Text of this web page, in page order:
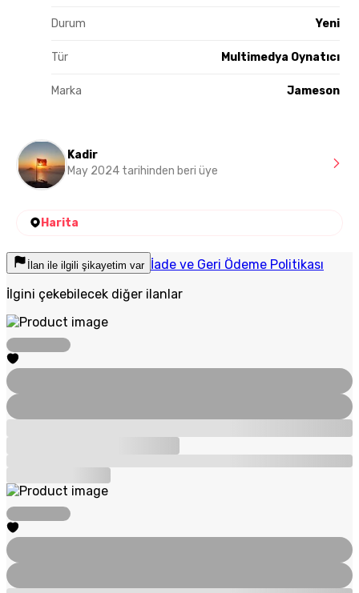
Durum Yeni
Tür Multimedya Oynatıcı
Marka Jameson
Kadir
May 2024 tarihinden beri üye
Harita
İlan ile ilgili şikayetim var İade ve Geri Ödeme Politikası
İlgini çekebilecek diğer ilanlar